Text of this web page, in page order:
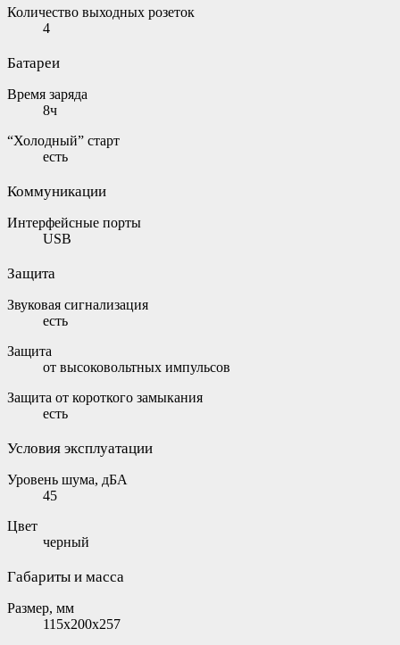
Количество выходных розеток
4
Батареи
Время заряда
8ч
“Холодный” старт
есть
Коммуникации
Интерфейсные порты
USB
Защита
Звуковая сигнализация
есть
Защита
от высоковольтных импульсов
Защита от короткого замыкания
есть
Условия эксплуатации
Уровень шума, дБА
45
Цвет
черный
Габариты и масса
Размер, мм
115x200x257